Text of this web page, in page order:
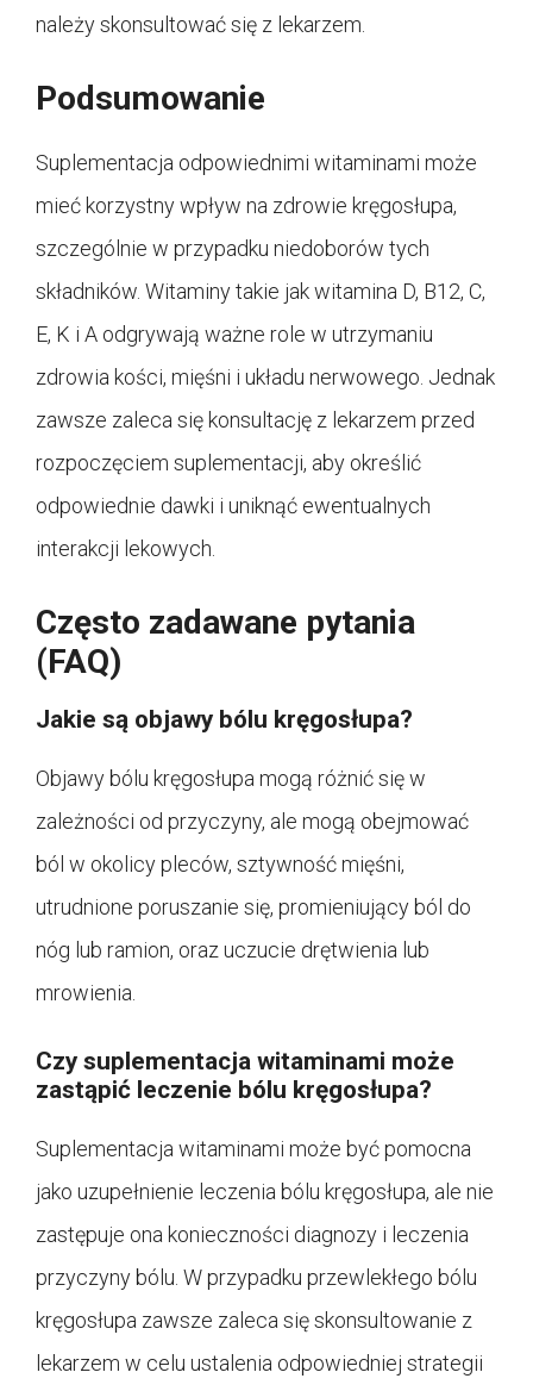
należy skonsultować się z lekarzem.
Podsumowanie
Suplementacja odpowiednimi witaminami może
mieć korzystny wpływ na zdrowie kręgosłupa,
szczególnie w przypadku niedoborów tych
składników. Witaminy takie jak witamina D, B12, C,
E, K i A odgrywają ważne role w utrzymaniu
zdrowia kości, mięśni i układu nerwowego. Jednak
zawsze zaleca się konsultację z lekarzem przed
rozpoczęciem suplementacji, aby określić
odpowiednie dawki i uniknąć ewentualnych
interakcji lekowych.
Często zadawane pytania
(FAQ)
Jakie są objawy bólu kręgosłupa?
Objawy bólu kręgosłupa mogą różnić się w
zależności od przyczyny, ale mogą obejmować
ból w okolicy pleców, sztywność mięśni,
utrudnione poruszanie się, promieniujący ból do
nóg lub ramion, oraz uczucie drętwienia lub
mrowienia.
Czy suplementacja witaminami może
zastąpić leczenie bólu kręgosłupa?
Suplementacja witaminami może być pomocna
jako uzupełnienie leczenia bólu kręgosłupa, ale nie
zastępuje ona konieczności diagnozy i leczenia
przyczyny bólu. W przypadku przewlekłego bólu
kręgosłupa zawsze zaleca się skonsultowanie z
lekarzem w celu ustalenia odpowiedniej strategii